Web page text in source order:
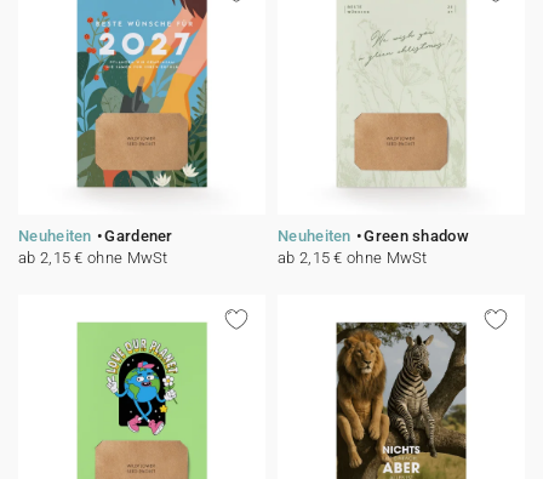
Neuheiten
Gardener
ab 2,15 € ohne MwSt
Neuheiten
Green shadow
ab 2,15 € ohne MwSt